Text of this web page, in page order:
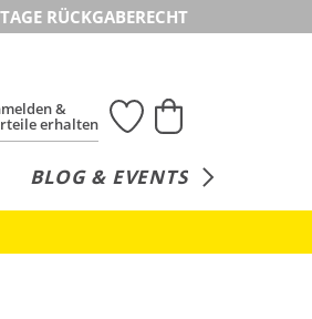
RÜCKGABERECHT
&
erhalten
BLOG & EVENTS